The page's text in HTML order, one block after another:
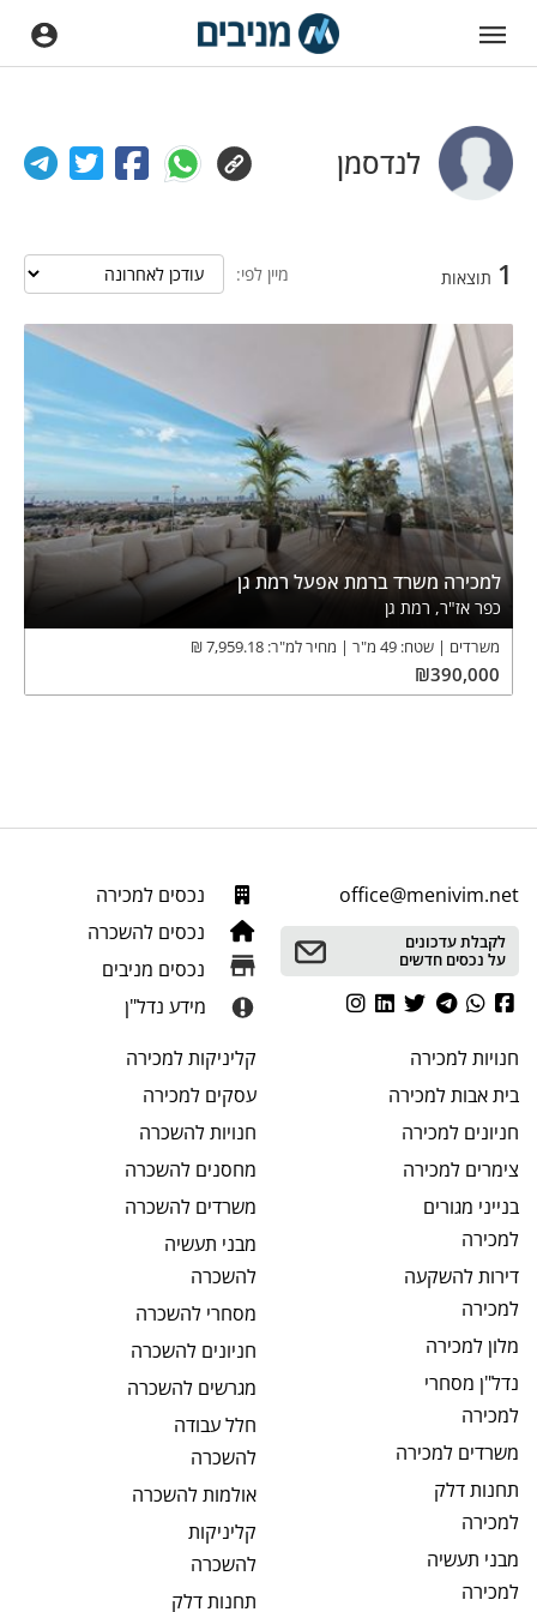
לנדסמן
1 תוצאות מיין לפי:
למכירה משרד ברמת אפעל רמת גן
כפר אז"ר, רמת גן
משרדים שטח: 49 מ"ר מחיר למ"ר: 7,959.18
₪
₪390,000
office@menivim.net
לקבלת עדכונים
על נכסים חדשים
נכסים למכירה
נכסים להשכרה
נכסים מניבים
מידע נדל"ן
חנויותלמכירה
בית אבותלמכירה
חניונים למכירה
צימרים למכירה
בנייני מגורים
למכירה
דירות להשקעה
למכירה
מלון למכירה
נדל"ן מסחרי
למכירה
משרדים למכירה
תחנות דלק
למכירה
מבני תעשיה
למכירה
קליניקותלמכירה
עסקים למכירה
חנויותלהשכרה
מחסנים להשכרה
משרדים להשכרה
מבני תעשיה
להשכרה
מסחרי להשכרה
חניונים להשכרה
מגרשים להשכרה
חלל עבודה
להשכרה
אולמותלהשכרה
קליניקות
להשכרה
תחנות דלק